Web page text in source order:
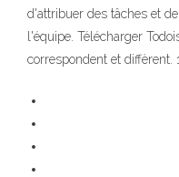
d'attribuer des tâches et
l'équipe. Télécharger
correspondent et diffèrent.